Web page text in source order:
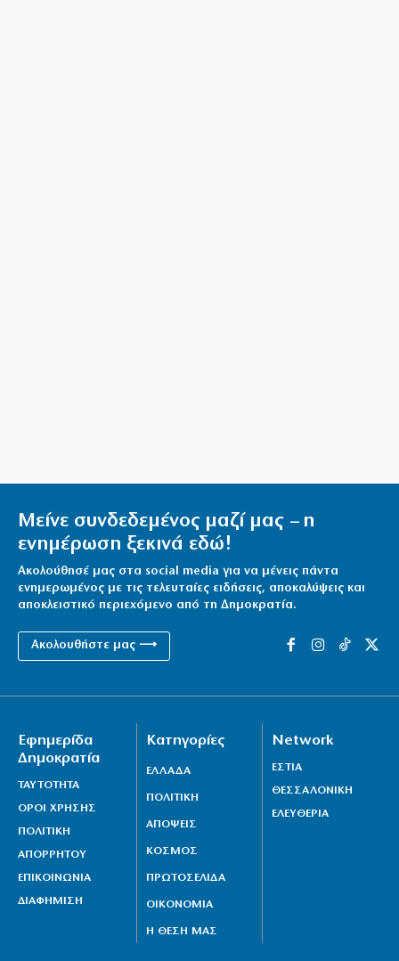
Μείνε συνδεδεμένος μαζί μας – η
ενημέρωση ξεκινά εδώ!
Ακολούθησέ μας στα social media για να μένεις πάντα
ενημερωμένος με τις τελευταίες ειδήσεις, αποκαλύψεις και
αποκλειστικό περιεχόμενο από τη Δημοκρατία.
Ακολουθήστε μας ⟶
Εφημερίδα
Δημοκρατία
ΤΑΥΤΟΤΗΤΑ
ΟΡΟΙ ΧΡΗΣΗΣ
ΠΟΛΙΤΙΚΗ
ΑΠΟΡΡΗΤΟΥ
ΕΠΙΚΟΙΝΩΝΙΑ
ΔΙΑΦΗΜΙΣΗ
Κατηγορίες
ΕΛΛΑΔΑ
ΠΟΛΙΤΙΚΗ
ΑΠΟΨΕΙΣ
ΚΟΣΜΟΣ
ΠΡΩΤΟΣΕΛΙΔΑ
ΟΙΚΟΝΟΜΙΑ
Η ΘΕΣΗ ΜΑΣ
Network
ΕΣΤΙΑ
ΘΕΣΣΑΛΟΝΙΚΗ
ΕΛΕΥΘΕΡΙΑ